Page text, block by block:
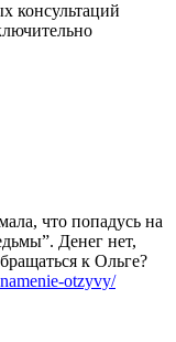
консультаций
что попадусь на
Денег нет,
к Ольге?
otzyvy/